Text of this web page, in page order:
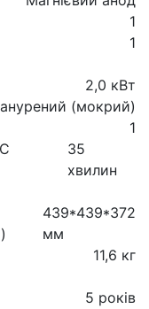
1
1
2,0 кВт
(мокрий)
1
35
хвилин
439*439*372
мм
11,6 кг
5 років